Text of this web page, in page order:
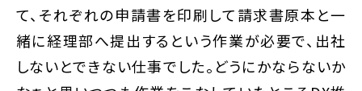
て、それぞれの申請書を印刷して請求書原本と一
緒に経理部へ提出するという作業が必要で、出社
しないとできない仕事でした。どうにかならないか